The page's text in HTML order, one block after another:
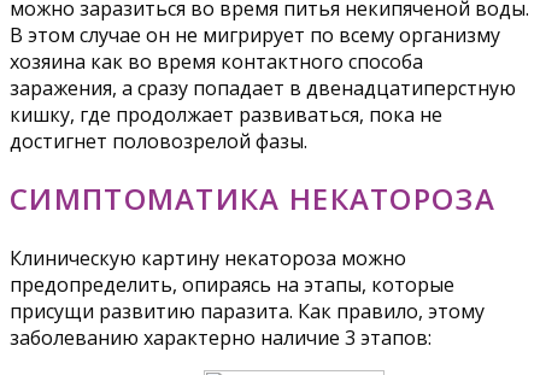
можно заразиться во время питья некипяченой воды.
В этом случае он не мигрирует по всему организму
хозяина как во время контактного способа
заражения, а сразу попадает в двенадцатиперстную
кишку, где продолжает развиваться, пока не
достигнет половозрелой фазы.
СИМПТОМАТИКА НЕКАТОРОЗА
Клиническую картину некатороза можно
предопределить, опираясь на этапы, которые
присущи развитию паразита. Как правило, этому
заболеванию характерно наличие 3 этапов: